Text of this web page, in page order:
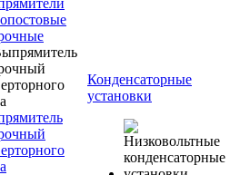
Конденсаторные
установки